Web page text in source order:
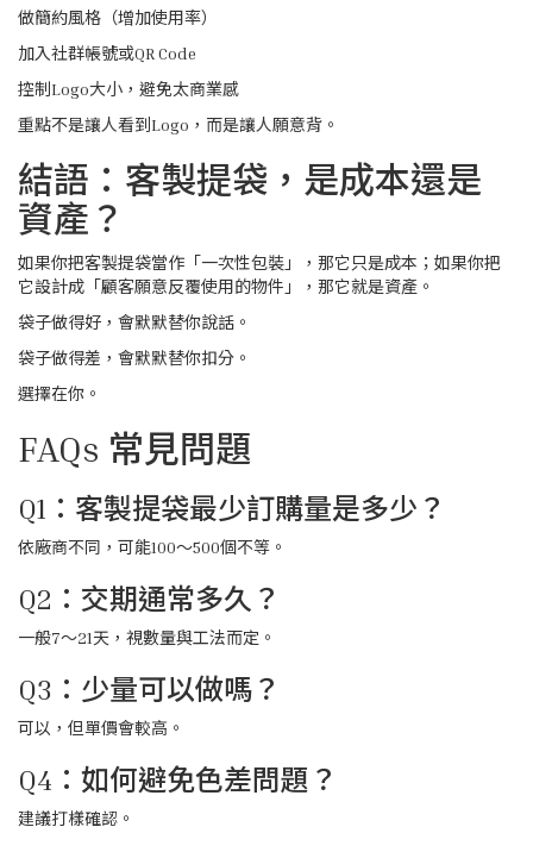
做簡約風格（增加使用率）
加入社群帳號或QR Code
控制Logo大小，避免太商業感
重點不是讓人看到Logo，而是讓人願意背。
結語：客製提袋，是成本還是
資產？
如果你把客製提袋當作「一次性包裝」，那它只是成本；如果你把
它設計成「顧客願意反覆使用的物件」，那它就是資產。
袋子做得好，會默默替你說話。
袋子做得差，會默默替你扣分。
選擇在你。
FAQs 常見問題
Q1：客製提袋最少訂購量是多少？
依廠商不同，可能100～500個不等。
Q2：交期通常多久？
一般7～21天，視數量與工法而定。
Q3：少量可以做嗎？
可以，但單價會較高。
Q4：如何避免色差問題？
建議打樣確認。